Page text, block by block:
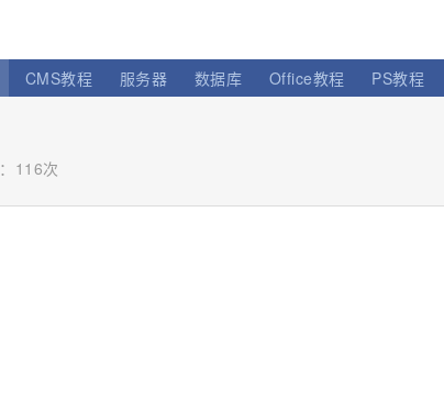
CMS教程 服务器 数据库 Office教程 PS教程
： 116次